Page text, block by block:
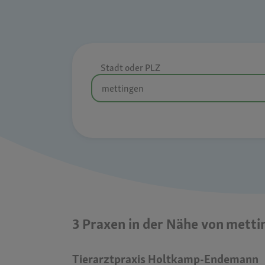
Stadt oder PLZ
3 Praxen in der Nähe von
Tierarztpraxis Holtkamp-Endemann